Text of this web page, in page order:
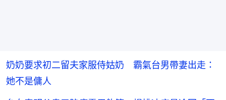
奶奶要求初二留夫家服侍姑奶 霸氣台男帶妻出走：
她不是傭人